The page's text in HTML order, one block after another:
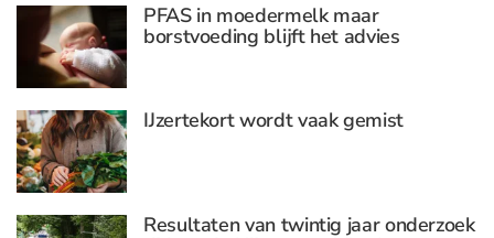
PFAS in moedermelk maar
borstvoeding blijft het advies
IJzertekort wordt vaak gemist
Resultaten van twintig jaar onderzoek